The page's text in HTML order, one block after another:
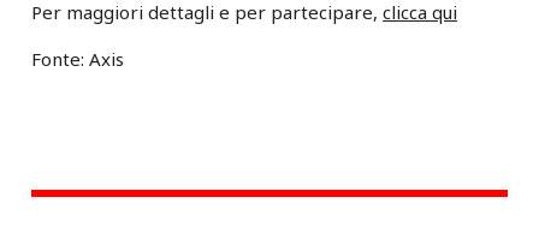
Per maggiori dettagli e per partecipare,clicca qui
Fonte: Axis